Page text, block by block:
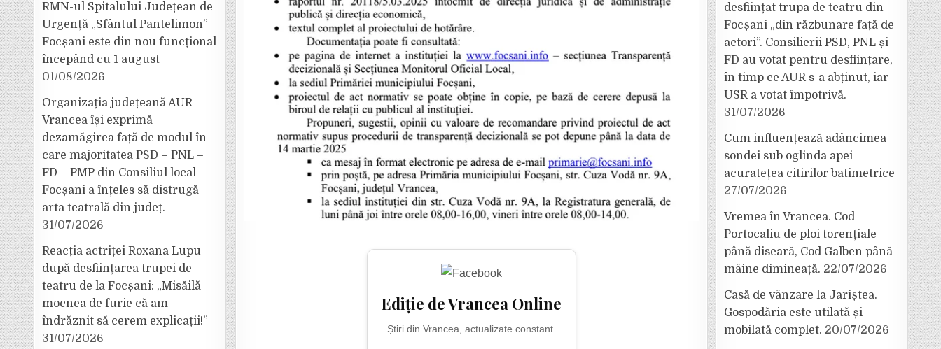
Ediție de Vrancea Online
Știri din Vrancea, actualizate constant.
RMN-ul Spitalului Județean de
Urgență „Sfântul Pantelimon”
Focșani este din nou funcțional
începând cu 1 august
01/08/2026
Organizația județeană AUR
Vrancea își exprimă
dezamăgirea față de modul în
care majoritatea PSD – PNL –
FD – PMP din Consiliul local
Focșani a înțeles să distrugă
arta teatrală din județ.
31/07/2026
Reacția actriței Roxana Lupu
după desființarea trupei de
teatru de la Focșani: „Misăilă
mocnea de furie că am
îndrăznit să cerem explicații!”
31/07/2026
desființat trupa de teatru din
Focșani „din răzbunare față de
actori”. Consilierii PSD, PNL și
FD au votat pentru desființare,
în timp ce AUR s-a abținut, iar
USR a votat împotrivă.
31/07/2026
Cum influențează adâncimea
sondei sub oglinda apei
acuratețea citirilor batimetrice
27/07/2026
Vremea în Vrancea. Cod
Portocaliu de ploi torențiale
până diseară, Cod Galben până
mâine dimineață. 22/07/2026
Casă de vânzare la Jariștea.
Gospodăria este utilată și
mobilată complet. 20/07/2026